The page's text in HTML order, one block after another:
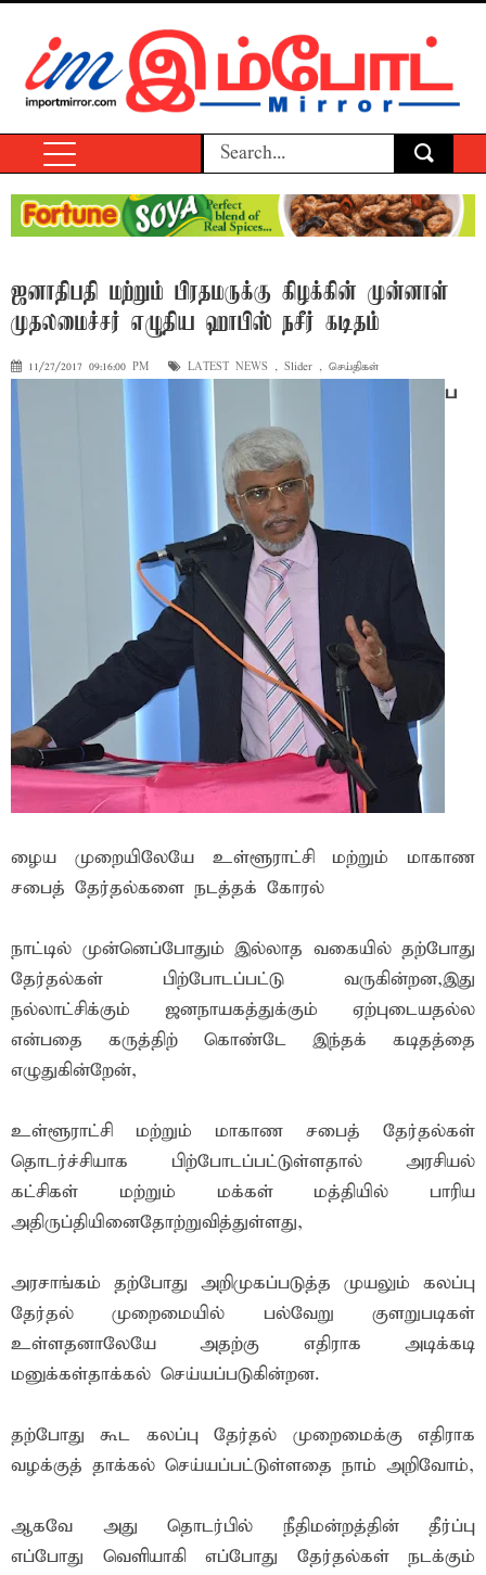
ஜனாதிபதி மற்றும் பிரதமருக்கு கிழக்கின் முன்னாள்
முதலமைச்சர் எழுதிய ஹாபிஸ் நசீர் கடிதம்
11/27/2017 09:16:00 PM LATEST NEWS , Slider , செய்திகள்
ப
ழைய முறையிலேயே உள்ளூராட்சி மற்றும் மாகாண
சபைத் தேர்தல்களை நடத்தக் கோரல்
நாட்டில் முன்னெப்போதும் இல்லாத வகையில் தற்போது
தேர்தல்கள் பிற்போடப்பட்டு வருகின்றன,இது
நல்லாட்சிக்கும் ஜனநாயகத்துக்கும் ஏற்புடையதல்ல
என்பதை கருத்திற் கொண்டே இந்தக் கடிதத்தை
எழுதுகின்றேன்,
உள்ளூராட்சி மற்றும் மாகாண சபைத் தேர்தல்கள்
தொடர்ச்சியாக பிற்போடப்பட்டுள்ளதால் அரசியல்
கட்சிகள் மற்றும் மக்கள் மத்தியில் பாரிய
அதிருப்தியினைதோற்றுவித்துள்ளது,
அரசாங்கம் தற்போது அறிமுகப்படுத்த முயலும் கலப்பு
தேர்தல் முறைமையில் பல்வேறு குளறுபடிகள்
உள்ளதனாலேயே அதற்கு எதிராக அடிக்கடி
மனுக்கள்தாக்கல் செய்யப்படுகின்றன.
தற்போது கூட கலப்பு தேர்தல் முறைமைக்கு எதிராக
வழக்குத் தாக்கல் செய்யப்பட்டுள்ளதை நாம் அறிவோம்,
ஆகவே அது தொடர்பில் நீதிமன்றத்தின் தீர்ப்பு
எப்போது வௌியாகி எப்போது தேர்தல்கள் நடக்கும்